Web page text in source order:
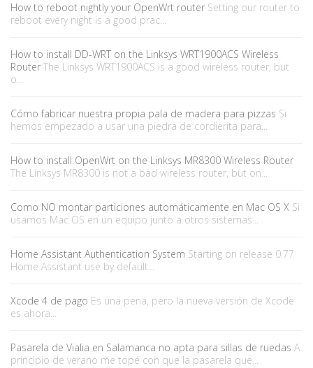
How to reboot nightly your OpenWrt router Setting our router to
reboot every night is a good prac...
How to install DD-WRT on the Linksys WRT1900ACS Wireless
Router The Linksys WRT1900ACS is a good wireless router, but
o...
Cómo fabricar nuestra propia pala de madera para pizzas Si
hemos empezado a usar una piedra de cordierita para...
How to install OpenWrt on the Linksys MR8300 Wireless Router
The Linksys MR8300 is not a bad wireless router, but on...
Como NO montar particiones automáticamente en Mac OS X Si
usamos Mac OS en un equipo junto a otros sistemas...
Home Assistant Authentication System Starting on release 0.77
Home Assistant use by default...
Xcode 4 de pago Es una pena, pero la nueva versión de Xcode
es ahora...
Pasarela de Vialia en Salamanca no apta para sillas de ruedas A
principio de verano me topé con que la pasarela que...